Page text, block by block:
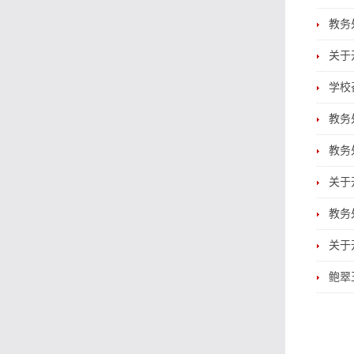
教务
关于
学校
教务
教务
关于
教务
关于
鲍翠